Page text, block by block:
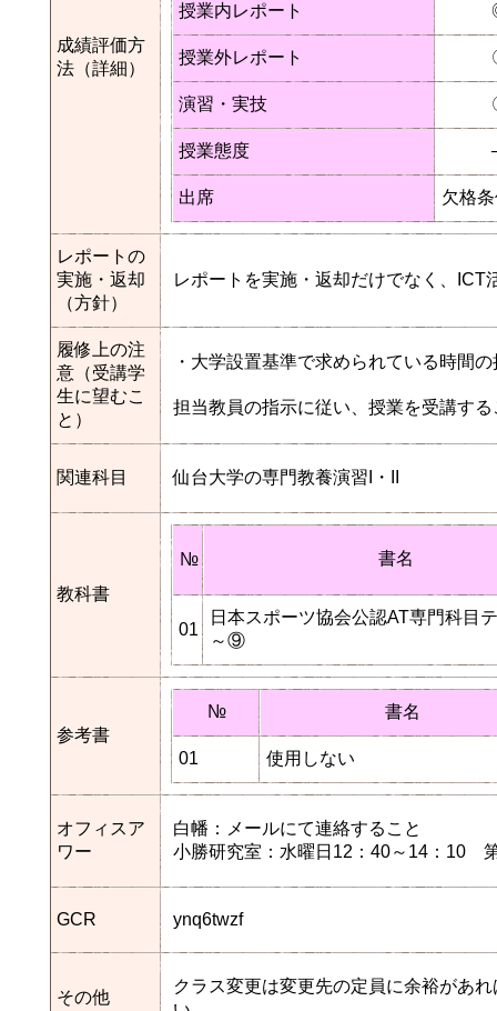
成績評価方
法（詳細）
授業内レポート
授業外レポート
演習・実技
授業態度
出席 欠格
レポートの
実施・返却
（方針）
レポートを実施・返却だけでなく、
履修上の注
意（受講学
生に望むこ
と）
・大学設置基準で求められている時間
担当教員の指示に従い、授業を受講する
関連科目 仙台大学の専門教養演習I・II
教科書
№ 書名
01
日本スポーツ協会公認AT専門科目
～⑨
参考書
№ 書名
01 使用しない
オフィスア
ワー
白幡：メールにて連絡すること
小勝研究室：水曜日12：40～14：10
GCR ynq6twzf
その他
クラス変更は変更先の定員に余裕があ